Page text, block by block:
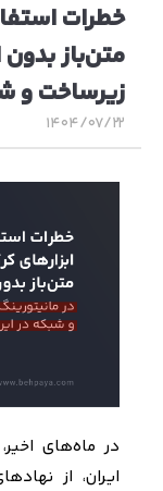
خطرات
متن‌باز بدون
زیرساخت و
۱۴۰۴/۰۷/۲۲
در ماه‌‌های
ایران، از